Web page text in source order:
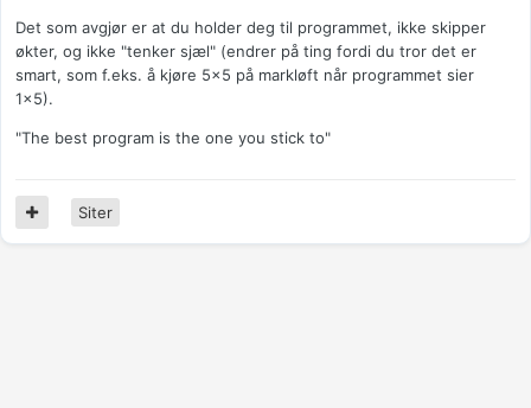
Det som avgjør er at du holder deg til programmet, ikke skipper
økter, og ikke "tenker sjæl" (endrer på ting fordi du tror det er
smart, som f.eks. å kjøre 5x5 på markløft når programmet sier
1x5).
"The best program is the one you stick to"
Siter